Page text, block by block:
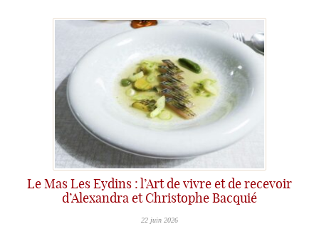
Le Mas Les Eydins : l’Art de vivre et de recevoir
d’Alexandra et Christophe Bacquié
22 juin 2026